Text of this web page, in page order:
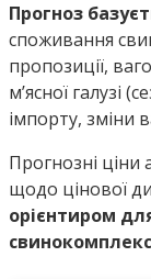
Прогноз
споживання
пропозиції,
м’ясної галузі
імпорту, зміни
Прогнозні
щодо цінової
орієнтиром